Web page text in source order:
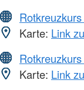
Karte: Link
Karte: Link